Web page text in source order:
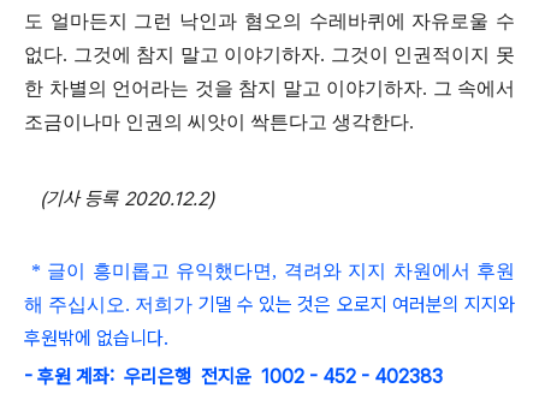
도 얼마든지 그런 낙인과 혐오의 수레바퀴에 자유로울 수
없다. 그것에 참지 말고 이야기하자. 그것이 인권적이지 못
한 차별의 언어라는 것을 참지 말고 이야기하자. 그 속에서
조금이나마 인권의 씨앗이 싹튼다고 생각한다.
(기사 등록 2020.12.2)
* 글이 흥미롭고 유익했다면, 격려와 지지 차원에서 후원
해 주십시오. 저희가 기댈 수 있는 것은 오로지 여러분의 지지와
후원밖에 없습니다.
- 후원 계좌: 우리은행 전지윤 1002 - 452 - 402383